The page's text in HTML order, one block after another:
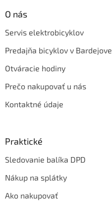
O nás
Servis elektrobicyklov
Predajňa bicyklov v Bardejove
Otváracie hodiny
Prečo nakupovať u nás
Kontaktné údaje
Praktické
Sledovanie balíka DPD
Nákup na splátky
Ako nakupovať